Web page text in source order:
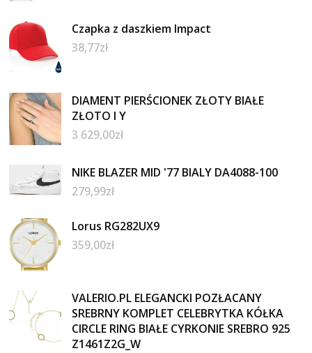
Czapka z daszkiem Impact
38,77zł
DIAMENT PIERŚCIONEK ZŁOTY BIAŁE
ZŁOTO I Y
3 629,00zł
NIKE BLAZER MID '77 BIALY DA4088-100
279,99zł
Lorus RG282UX9
359,00zł
VALERIO.PL ELEGANCKI POZŁACANY
SREBRNY KOMPLET CELEBRYTKA KÓŁKA
CIRCLE RING BIAŁE CYRKONIE SREBRO 925
Z1461Z2G_W